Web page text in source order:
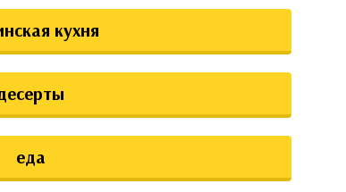
кухня
еда